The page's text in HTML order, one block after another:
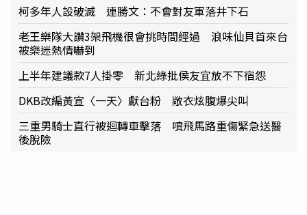
柯多年人設破滅 連勝文：不會對友軍落井下石
老王樂隊大讚3架飛機很會挑時間經過 浪味仙貝首來台
被樂迷熱情嚇到
上半年建議款7人掛零 新北綠批侯友宜放不下宿怨
DKB改編黃宣〈一天〉獻台粉 敞衣炫腹爆尖叫
三重男騎士直行被迴轉車擊落 噴飛馬路重傷緊急送醫
後脫險